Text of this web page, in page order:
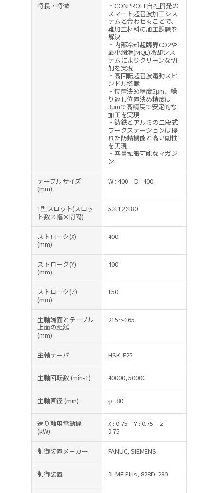
特長・特徴
・CONPROFE自社開発の
スマート超音波加工シス
テムと合わせることで、
難加工材料の加工課題を
解決
・内部冷却超臨界CO2や
最小潤滑(MQL)冷却シス
テムによりクリーンな切
削を実現
・高回転超音波電動スピ
ンドル搭載
・位置決め精度5μm、繰
り返し位置決め精度は
3μmで高精度で安定的な
加工を実現
・鋳鉄とアルミの二段式
ワークステーションは優
れた防錆機能と高い剛性
を実現
・容量拡張可能なマガジ
ン
テーブルサイズ
(mm)
W : 400 D : 400
T型スロット(スロッ
ト数×幅×間隔)
5×12×80
ストローク(X)
(mm)
400
ストローク(Y)
(mm)
400
ストローク(Z)
(mm)
150
主軸端面とテーブル
上面の距離
(mm)
215～365
主軸テーパ HSK-E25
主軸回転数(min-1) 40000, 50000
主軸直径(mm) φ : 80
送り軸用電動機
(kW)
X : 0.75 Y : 0.75
Z :
0.75
制御装置メーカー FANUC, SIEMENS
制御装置 0i-MF Plus, 828D-280